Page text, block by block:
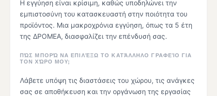
Η εγγύηση είναι κρίσιμη, καθώς υποδηλώνει την
εμπιστοσύνη του κατασκευαστή στην ποιότητα του
προϊόντος. Μια μακροχρόνια εγγύηση, όπως τα 5 έτη
της ΔΡΟΜΕΑ, διασφαλίζει την επένδυσή σας.
ΠΏΣ ΜΠΟΡΏ ΝΑ ΕΠΙΛΈΞΩ ΤΟ ΚΑΤΆΛΛΗΛΟ ΓΡΑΦΕΊΟ ΓΙΑ
ΤΟΝ ΧΏΡΟ ΜΟΥ;
Λάβετε υπόψη τις διαστάσεις του χώρου, τις ανάγκες
σας σε αποθήκευση και την οργάνωση της εργασίας